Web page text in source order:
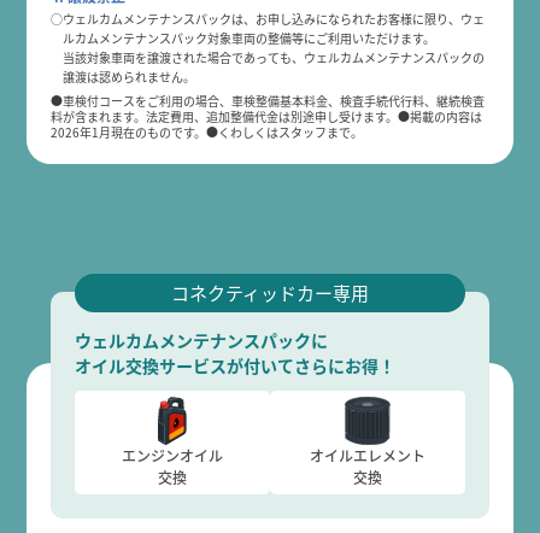
○ウェルカムメンテナンスパックは、お申し込みになられたお客様に限り、ウェ
ルカムメンテナンスパック対象車両の整備等にご利用いただけます。
当該対象車両を譲渡された場合であっても、ウェルカムメンテナンスパックの
譲渡は認められません。
●車検付コースをご利用の場合、車検整備基本料金、検査手続代行料、継続検査
料が含まれます。法定費用、追加整備代金は別途申し受けます。●掲載の内容は
2026年1月現在のものです。●くわしくはスタッフまで。
コネクティッドカー専用
ウェルカムメンテナンスパックに
オイル交換サービスが付いてさらにお得！
エンジンオイル
交換
オイルエレメント
交換